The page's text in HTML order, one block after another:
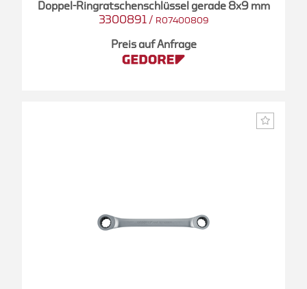
Doppel-Ringratschenschlüssel gerade 8x9 mm
3300891 / R07400809
Preis auf Anfrage